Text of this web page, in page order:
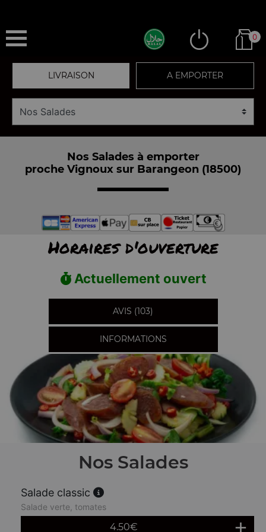
0
LIVRAISON A EMPORTER
Nos Salades à emporter
proche Vignoux sur Barangeon (18500)
Horaires d'ouverture
Actuellement ouvert
AVIS (103)
INFORMATIONS
Nos Salades
Salade classic
Salade verte, tomates
4.50€